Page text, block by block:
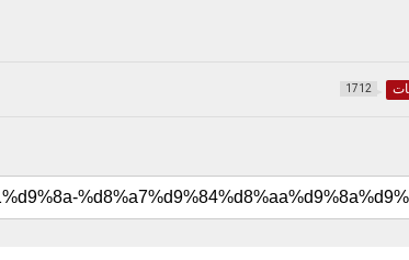
1712